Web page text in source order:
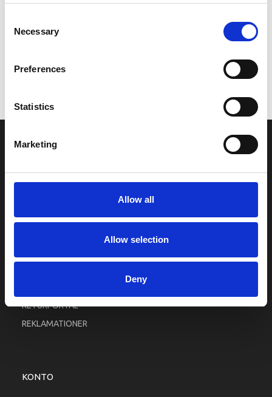
Selection
Necessary
Preferences
Statistics
Marketing
Allow all
Allow selection
Deny
Vi oplever i øjeblikket store og hyppige prisændringer i markedet.
leveres, eller hvor prisen afviger fra det viste. Vi kontakter dig
naturligvis, hvis dette er tilfældet.
INFORMATIONER
RETURPORTAL
REKLAMATIONER
KONTO